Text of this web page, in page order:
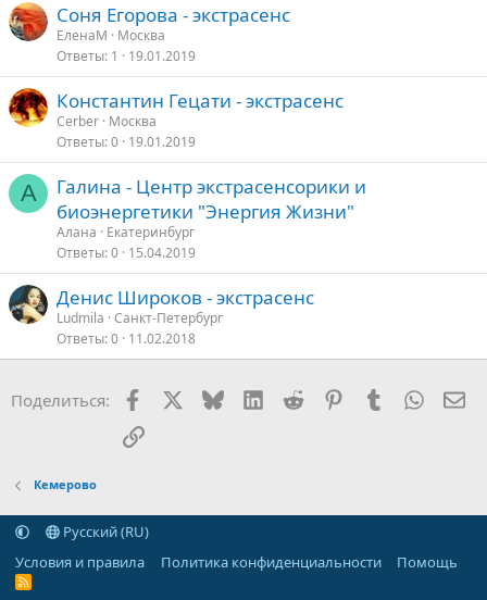
Соня Егорова - экстрасенс
ЕленаМ
Москва
Ответы 1 19.01.2019
Константин Гецати - экстрасенс
Cerber Москва
Ответы 0 19.01.2019
А
Галина - Центр экстрасенсорики и
биоэнергетики "Энергия Жизни"
Алана
Екатеринбург
Ответы 0 15.04.2019
Денис Широков - экстрасенс
Ludmila Санкт-Петербург
Ответы 0 11.02.2018
Поделиться: Facebook BlueskyLinkedIn
Reddit PinterestTumblr
Ссылка
Кемерово
Русский (RU)
Условия и правила
Политика конфиденциальности Помощь
R